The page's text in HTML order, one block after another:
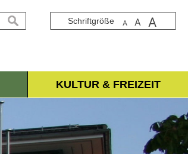
Schriftgröße A A A
suchen
KULTUR & FREIZEIT